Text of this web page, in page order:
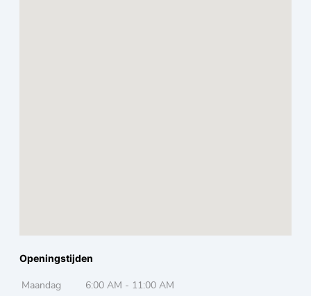
Openingstijden
Maandag
6:00 AM - 11:00 AM